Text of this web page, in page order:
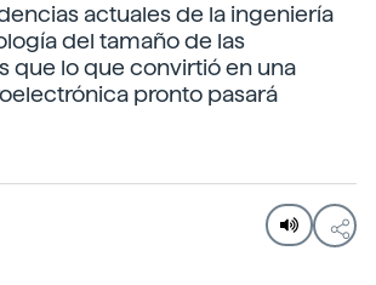
actuales de la ingeniería
del tamaño de las
que lo que convirtió en una
pronto pasará